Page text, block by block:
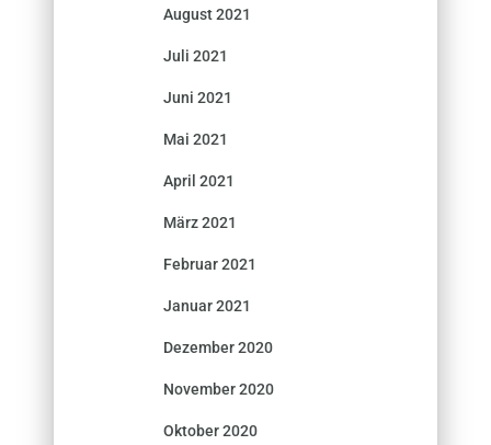
August 2021
Juli 2021
Juni 2021
Mai 2021
April 2021
März 2021
Februar 2021
Januar 2021
Dezember 2020
November 2020
Oktober 2020